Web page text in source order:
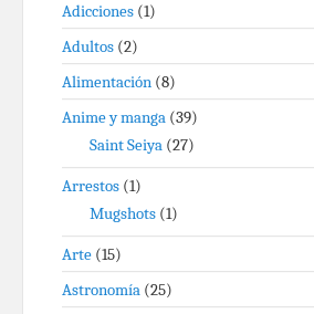
Adicciones (1)
Adultos (2)
Alimentación (8)
Anime y manga (39)
Saint Seiya (27)
Arrestos (1)
Mugshots (1)
Arte (15)
Astronomía (25)